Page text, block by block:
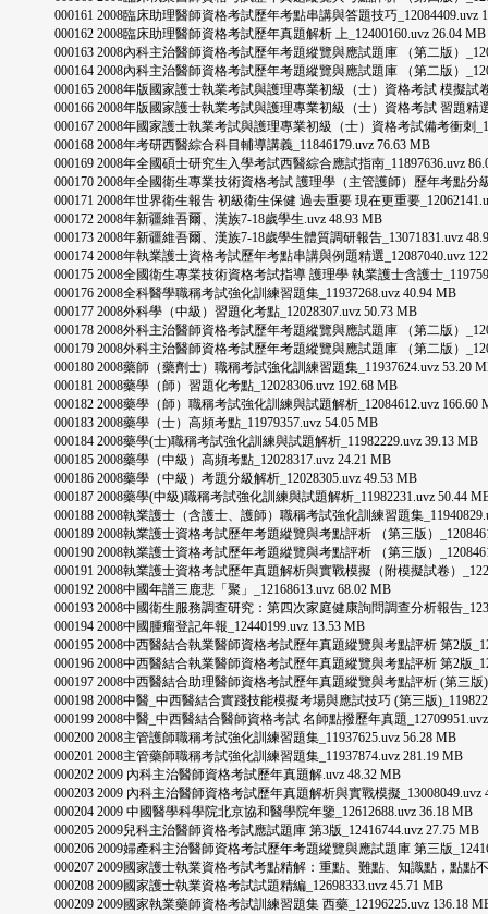
000161 2008臨床助理醫師資格考試歷年考點串講與答題技巧_12084409.uvz
000162 2008臨床助理醫師資格考試歷年真題解析 上_12400160.uvz 26.04 MB
000163 2008內科主治醫師資格考試歷年考題縱覽與應試題庫 （第二版）
000164 2008內科主治醫師資格考試歷年考題縱覽與應試題庫 （第二版）
000165 2008年版國家護士執業考試與護理專業初級（士）資格考試 模擬試卷
000166 2008年版國家護士執業考試與護理專業初級（士）資格考試 習題精
000167 2008年國家護士執業考試與護理專業初級（士）資格考試備考衝刺
000168 2008年考研西醫綜合科目輔導講義_11846179.uvz 76.63 MB
000169 2008年全國碩士研究生入學考試西醫綜合應試指南_11897636.uvz
000170 2008年全國衛生專業技術資格考試 護理學（主管護師）歷年考點分級
000171 2008年世界衛生報告 初級衛生保健 過去重要 現在更重要
000172 2008年新疆維吾爾、漢族7-18歲學生.uvz 48.93 MB
000173 2008年新疆維吾爾、漢族7-18歲學生體質調研報告_13071831.uvz
000174 2008年執業護士資格考試歷年考點串講與例題精選_12087040.uvz
000175 2008全國衛生專業技術資格考試指導 護理學 執業護士含護士
000176 2008全科醫學職稱考試強化訓練習題集_11937268.uvz 40.94 MB
000177 2008外科學（中級）習題化考點_12028307.uvz 50.73 MB
000178 2008外科主治醫師資格考試歷年考題縱覽與應試題庫 （第二版）
000179 2008外科主治醫師資格考試歷年考題縱覽與應試題庫 （第二版）
000180 2008藥師（藥劑士）職稱考試強化訓練習題集_11937624.uvz 53.20
000181 2008藥學（師）習題化考點_12028306.uvz 192.68 MB
000182 2008藥學（師）職稱考試強化訓練與試題解析_12084612.uvz 166.60
000183 2008藥學（士）高頻考點_11979357.uvz 54.05 MB
000184 2008藥學(士)職稱考試強化訓練與試題解析_11982229.uvz 39.13 MB
000185 2008藥學（中級）高頻考點_12028317.uvz 24.21 MB
000186 2008藥學（中級）考題分級解析_12028305.uvz 49.53 MB
000187 2008藥學(中級)職稱考試強化訓練與試題解析_11982231.uvz 50.44
000188 2008執業護士（含護士、護師）職稱考試強化訓練習題集
000189 2008執業護士資格考試歷年考題縱覽與考點評析 （第三版）
000190 2008執業護士資格考試歷年考題縱覽與考點評析 （第三版）
000191 2008執業護士資格考試歷年真題解析與實戰模擬（附模擬試卷）
000192 2008中國年譜三鹿悲「聚」_12168613.uvz 68.02 MB
000193 2008中國衛生服務調查研究：第四次家庭健康詢問調查分析報告
000194 2008中國腫瘤登記年報_12440199.uvz 13.53 MB
000195 2008中西醫結合執業醫師資格考試歷年真題縱覽與考點評析 第2版
000196 2008中西醫結合執業醫師資格考試歷年真題縱覽與考點評析 第2版
000197 2008中西醫結合助理醫師資格考試歷年真題縱覽與考點評析 (第三版
000198 2008中醫_中西醫結合實踐技能模擬考場與應試技巧 (第三版
000199 2008中醫_中西醫結合醫師資格考試 名師點撥歷年真題
000200 2008主管護師職稱考試強化訓練習題集_11937625.uvz 56.28 MB
000201 2008主管藥師職稱考試強化訓練習題集_11937874.uvz 281.19 MB
000202 2009 內科主治醫師資格考試歷年真題解.uvz 48.32 MB
000203 2009 內科主治醫師資格考試歷年真題解析與實戰模擬_13008049.uvz
000204 2009 中國醫學科學院北京協和醫學院年鑒_12612688.uvz 36.18 MB
000205 2009兒科主治醫師資格考試應試題庫 第3版_12416744.uvz 27.75 MB
000206 2009婦產科主治醫師資格考試歷年考題縱覽與應試題庫 第三版
000207 2009國家護士執業資格考試考點精解：重點、難點、知識點，點點不
000208 2009國家護士執業資格考試試題精編_12698333.uvz 45.71 MB
000209 2009國家執業藥師資格考試訓練習題集 西藥_12196225.uvz 136.18